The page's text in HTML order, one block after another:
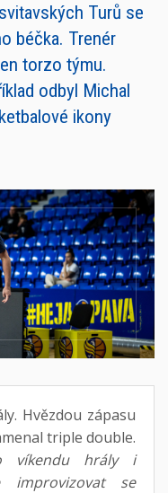
Turů se
béčka. Trenér
torzo týmu.
odbyl Michal
ikony
Hvězdou zápasu
triple double.
víkendu hrály i
improvizovat se